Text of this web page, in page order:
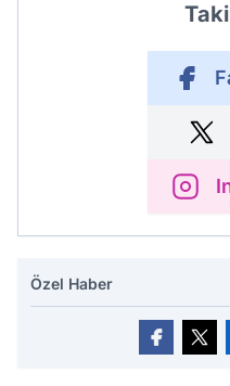
Özel Haber